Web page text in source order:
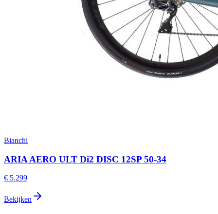
Bianchi
ARIA AERO ULT Di2 DISC 12SP 50-34
€ 5.299
Bekijken